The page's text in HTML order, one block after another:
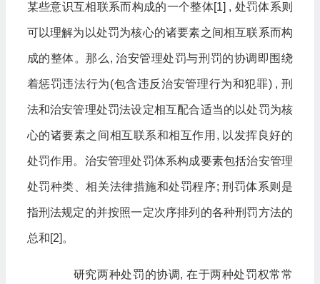
某些意识互相联系而构成的一个整体[1] , 处罚体系则
可以理解为以处罚为核心的诸要素之间相互联系而构
成的整体。那么, 治安管理处罚与刑罚的协调即围绕
着惩罚违法行为(包含违反治安管理行为和犯罪) , 刑
法和治安管理处罚法设定相互配合适当的以处罚为核
心的诸要素之间相互联系和相互作用, 以发挥良好的
处罚作用。治安管理处罚体系构成要素包括治安管理
处罚种类、相关法律措施和处罚程序; 刑罚体系则是
指刑法规定的并按照一定次序排列的各种刑罚方法的
总和[2]。
研究两种处罚的协调, 在于两种处罚权常常